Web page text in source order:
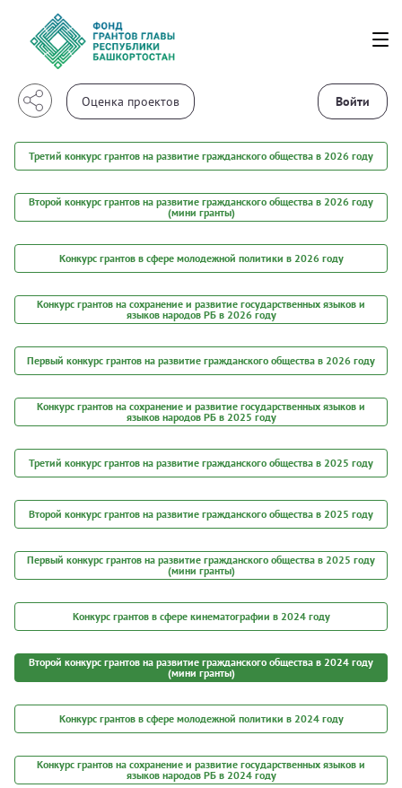
Войти
Третий конкурс грантов на развитие гражданского общества в 2026 году
Второй конкурс грантов на развитие гражданского общества в 2026 году
(мини гранты)
Конкурс грантов в сфере молодежной политики в 2026 году
Конкурс грантов на сохранение и развитие государственных языков и
языков народов РБ в 2026 году
Первый конкурс грантов на развитие гражданского общества в 2026 году
Конкурс грантов на сохранение и развитие государственных языков и
языков народов РБ в 2025 году
Третий конкурс грантов на развитие гражданского общества в 2025 году
Второй конкурс грантов на развитие гражданского общества в 2025 году
Первый конкурс грантов на развитие гражданского общества в 2025 году
(мини гранты)
Конкурс грантов в сфере кинематографии в 2024 году
Второй конкурс грантов на развитие гражданского общества в 2024 году
(мини гранты)
Конкурс грантов в сфере молодежной политики в 2024 году
Конкурс грантов на сохранение и развитие государственных языков и
языков народов РБ в 2024 году